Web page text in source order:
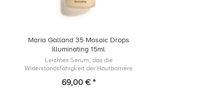
Maria Galland 35 Mosaic Drops
Illuminating 15ml
Leichtes Serum, das die
Widerstandsfähigkeit der Hautbarriere
entgegenwirkt, indem es Deiner Haut einen
69,00 € *